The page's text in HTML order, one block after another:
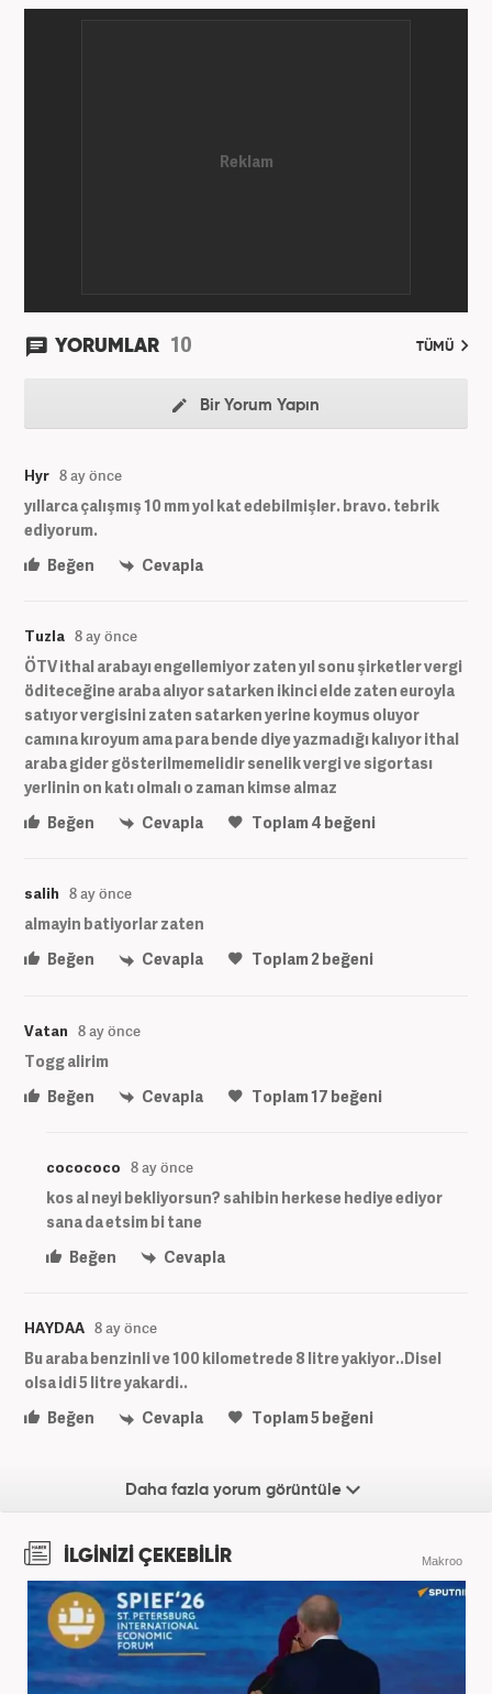
YORUMLAR 10 TÜMÜ
Bir Yorum Yapın
Hyr 8 ay önce
yıllarca çalışmış 10 mm yol kat edebilmişler. bravo. tebrik
ediyorum.
Beğen
Cevapla
Tuzla 8 ay önce
ÖTV ithal arabayı engellemiyor zaten yıl sonu şirketler vergi
öditeceğine araba alıyor satarken ikinci elde zaten euroyla
satıyor vergisini zaten satarken yerine koymus oluyor
camına kıroyum ama para bende diye yazmadığı kalıyor ithal
araba gider gösterilmemelidir senelik vergi ve sigortası
yerlinin on katı olmalı o zaman kimse almaz
Beğen
Cevapla Toplam4 beğeni
salih 8 ay önce
almayin batiyorlar zaten
Beğen
Cevapla Toplam2beğeni
Vatan 8 ay önce
Togg alirim
Beğen
Cevapla Toplam17 beğeni
cocococo 8 ay önce
kos al neyi bekliyorsun? sahibin herkese hediye ediyor
sana da etsim bi tane
Beğen
Cevapla
HAYDAA 8 ay önce
Bu araba benzinli ve 100 kilometrede 8 litre yakiyor..Disel
olsa idi 5 litre yakardi..
Beğen
Cevapla Toplam5beğeni
Daha fazla yorum görüntüle
İLGİNİZİ ÇEKEBİLİR Makroo